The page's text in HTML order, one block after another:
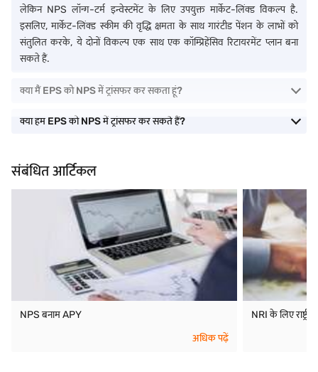
लेकिन NPS लॉन्ग-टर्म इन्वेस्टमेंट के लिए उपयुक्त मार्केट-लिंक्ड विकल्प है.
इसलिए, मार्केट-लिंक्ड स्कीम की वृद्धि क्षमता के साथ गारंटीड पेंशन के लाभों को
संतुलित करके, ये दोनों विकल्प एक साथ एक कॉम्प्रिहेंसिव रिटायरमेंट प्लान बना
सकते हैं.
क्या मैं EPS को NPS में ट्रांसफर कर सकता हूं?
क्या हम EPS को NPS में ट्रांसफर कर सकते हैं?
संबंधित आर्टिकल
NPS बनाम APY
अधिक पढ़ें
NRI के लिए